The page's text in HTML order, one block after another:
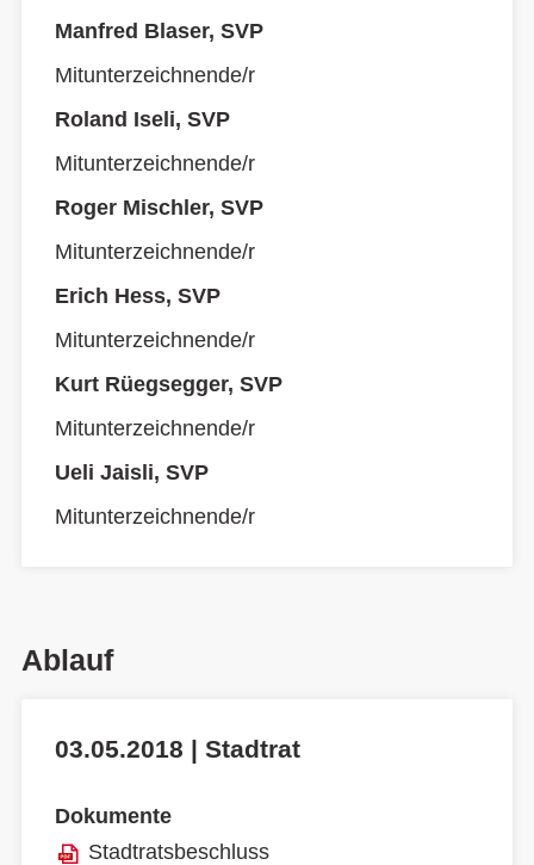
Manfred Blaser, SVP
Mitunterzeichnende/r
Roland Iseli, SVP
Mitunterzeichnende/r
Roger Mischler, SVP
Mitunterzeichnende/r
Erich Hess, SVP
Mitunterzeichnende/r
Kurt Rüegsegger, SVP
Mitunterzeichnende/r
Ueli Jaisli, SVP
Mitunterzeichnende/r
Ablauf
03.05.2018 | Stadtrat
Dokumente
Stadtratsbeschluss